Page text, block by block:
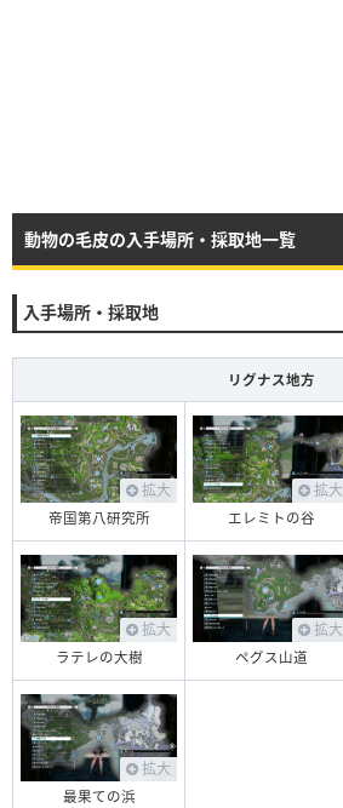
動物の毛皮の入手場所・採取地一覧
入手場所・採取地
リグナス地方
拡大
帝国第八研究所
拡大
エレミトの谷
拡大
ラテレの大樹
拡大
ペグス山道
拡大
最果ての浜